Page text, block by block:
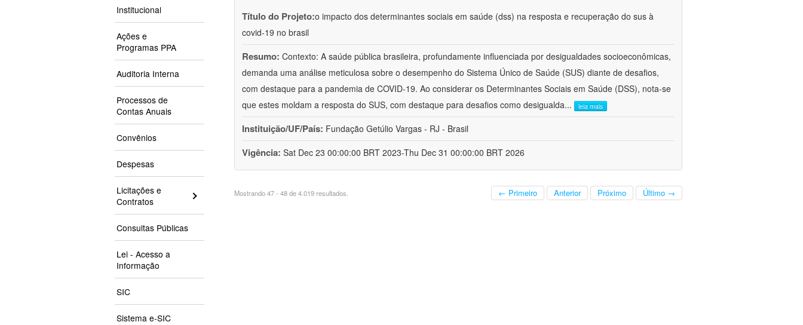
Institucional
Ações e
Programas PPA
Auditoria Interna
Processos de
Contas Anuais
Convênios
Despesas
Licitações e
Contratos
Consultas Públicas
Lei - Acesso a
Informação
SIC
Sistema e-SIC
Título do Projeto:o impacto dos determinantes sociais em saúde (dss) na resposta e recuperação do sus à
covid-19 no brasil
Resumo: Contexto: A saúde pública brasileira, profundamente influenciada por desigualdades socioeconômicas,
demanda uma análise meticulosa sobre o desempenho do Sistema Único de Saúde (SUS) diante de desafios,
com destaque para a pandemia de COVID-19. Ao considerar os Determinantes Sociais em Saúde (DSS), nota-se
que estes moldam a resposta do SUS, com destaque para desafios como desigualda... leia mais
Instituição/UF/País: Fundação Getúlio Vargas - RJ - Brasil
Vigência: Sat Dec 23 00:00:00 BRT 2023-Thu Dec 31 00:00:00 BRT 2026
Mostrando 47 - 48 de 4.019 resultados. ← Primeiro Anterior Próximo Último →